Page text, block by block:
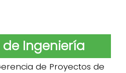
de Ingeniería
de Proyectos de